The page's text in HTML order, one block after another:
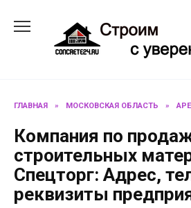
содержанию
ГЛАВНАЯ » МОСКОВСКАЯ ОБЛАСТЬ »
Компания по
строительных
Спецторг: Адрес,
реквизиты